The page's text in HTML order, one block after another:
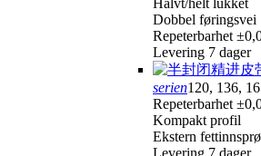
Halvt/helt lukket
Dobbel føringsvei
Repeterbarhet
Levering 7 dager
serien120, 136,
Repeterbarhet
Kompakt profil
Ekstern
Levering 7 dager